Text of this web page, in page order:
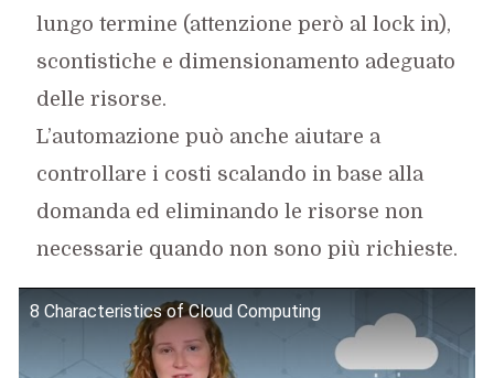
lungo termine (attenzione però al lock in),
scontistiche e dimensionamento adeguato
delle risorse.
L’automazione può anche aiutare a
controllare i costi scalando in base alla
domanda ed eliminando le risorse non
necessarie quando non sono più richieste.
8 Characteristics of Cloud Computing